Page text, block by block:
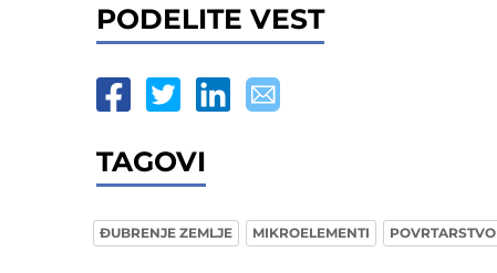
PODELITE VEST
TAGOVI
ĐUBRENJE ZEMLJE MIKROELEMENTI POVRTARSTVO